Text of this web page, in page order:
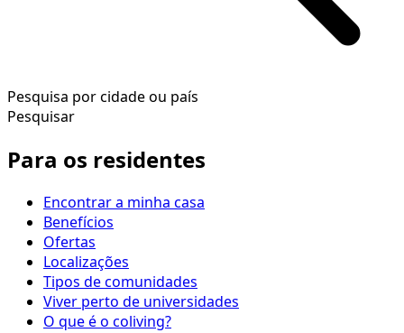
Pesquisa por cidade ou país
Pesquisar
Para os residentes
Encontrar a minha casa
Benefícios
Ofertas
Localizações
Tipos de comunidades
Viver perto de universidades
O que é o coliving?